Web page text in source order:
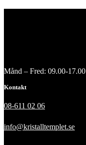
Månd – Fred: 09.00-17.00
Kontakt
08-611 02 06
info@kristalltemplet.se